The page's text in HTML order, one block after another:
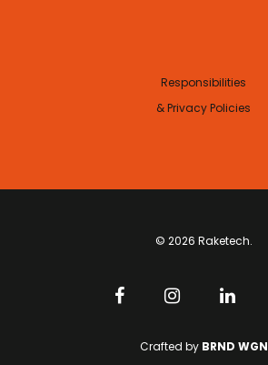
Responsibilities
& Privacy Policies
© 2026 Raketech.
Crafted by BRND WGN